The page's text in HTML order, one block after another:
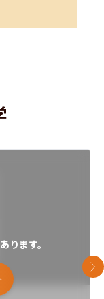
ります。
次